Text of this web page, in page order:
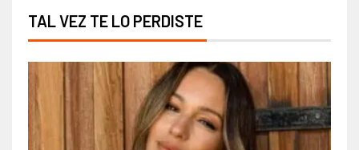
TAL VEZ TE LO PERDISTE